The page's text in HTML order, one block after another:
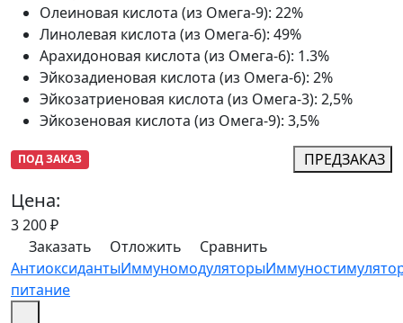
Олеиновая кислота (из Омега-9): 22%
Линолевая кислота (из Омега-6): 49%
Арахидоновая кислота (из Омега-6): 1.3%
Эйкозадиеновая кислота (из Омега-6): 2%
Эйкозатриеновая кислота (из Омега-3): 2,5%
Эйкозеновая кислота (из Омега-9): 3,5%
ПОД ЗАКАЗ ПРЕДЗАКАЗ
Цена:
3 200₽
Заказать
Отложить
Сравнить
АнтиоксидантыИммуномодуляторы
питание